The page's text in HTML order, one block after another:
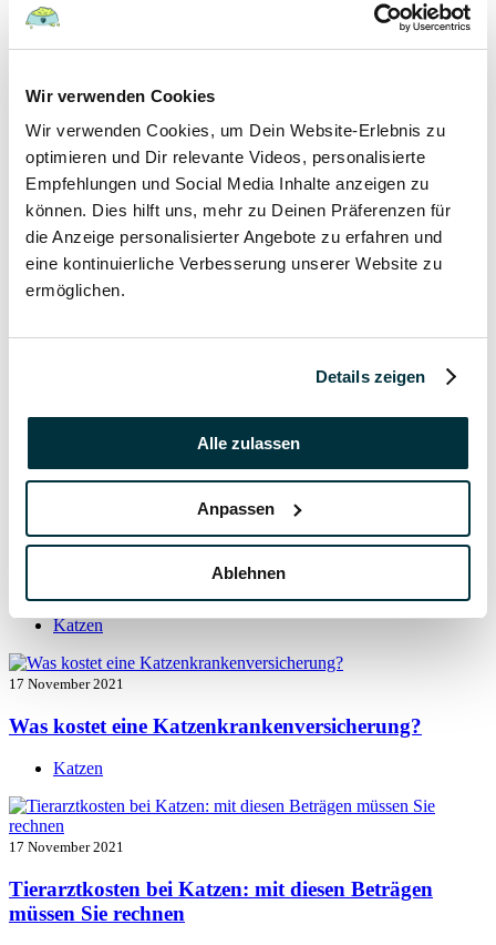
Wir verwenden Cookies
Wir verwenden Cookies, um Dein Website-Erlebnis zu
optimieren und Dir relevante Videos, personalisierte
Empfehlungen und Social Media Inhalte anzeigen zu
können. Dies hilft uns, mehr zu Deinen Präferenzen für
die Anzeige personalisierter Angebote zu erfahren und
eine kontinuierliche Verbesserung unserer Website zu
ermöglichen.
Details zeigen
Alle zulassen
Anpassen
Ablehnen
Katzen
Hunde
Katzen
Tierkrankheiten
Katzenversicherung ohne Wartezeit
Katzen
Katzenversicherung mit Impfung
Katzen
17 November 2021
Katzenversicherung mit Kastration
Katzen
17 November 2021
Was kostet eine Katzenkrankenversicherung?
Katzen
17 November 2021
Tierarztkosten bei Katzen: mit diesen Beträgen
müssen Sie rechnen